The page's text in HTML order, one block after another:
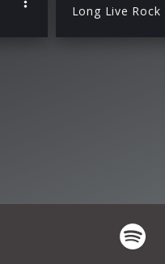
Long Live Rock